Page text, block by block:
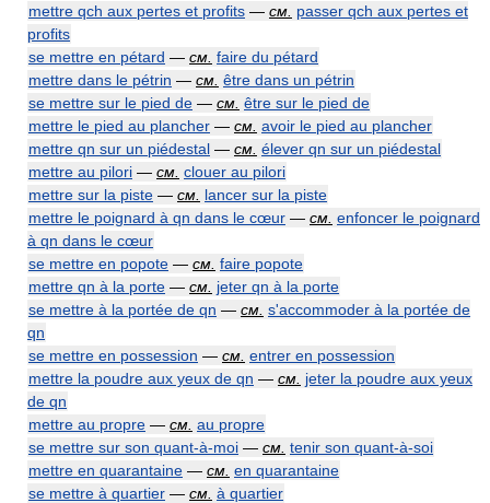
mettre qch aux pertes et profits — см. passer qch aux pertes et
profits
se mettre en pétard — см. faire du pétard
mettre dans le pétrin — см. être dans un pétrin
se mettre sur le pied de — см. être sur le pied de
mettre le pied au plancher — см. avoir le pied au plancher
mettre qn sur un piédestal — см. élever qn sur un piédestal
mettre au pilori — см. clouer au pilori
mettre sur la piste — см. lancer sur la piste
mettre le poignard à qn dans le cœur — см. enfoncer le poignard
à qn dans le cœur
se mettre en popote — см. faire popote
mettre qn à la porte — см. jeter qn à la porte
se mettre à la portée de qn — см. s'accommoder à la portée de
qn
se mettre en possession — см. entrer en possession
mettre la poudre aux yeux de qn — см. jeter la poudre aux yeux
de qn
mettre au propre — см. au propre
se mettre sur son quant-à-moi — см. tenir son quant-à-soi
mettre en quarantaine — см. en quarantaine
se mettre à quartier — см. à quartier